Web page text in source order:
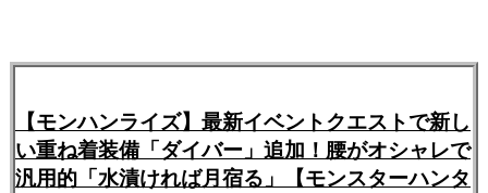
【モンハンライズ】最新イベントクエストで新し
い重ね着装備「ダイバー」追加！腰がオシャレで
汎用的「水漬ければ月宿る」【モンスターハンタ